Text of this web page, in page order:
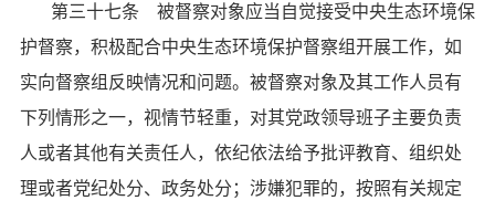
第三十七条 被督察对象应当自觉接受中央生态环境保
护督察，积极配合中央生态环境保护督察组开展工作，如
实向督察组反映情况和问题。被督察对象及其工作人员有
下列情形之一，视情节轻重，对其党政领导班子主要负责
人或者其他有关责任人，依纪依法给予批评教育、组织处
理或者党纪处分、政务处分；涉嫌犯罪的，按照有关规定